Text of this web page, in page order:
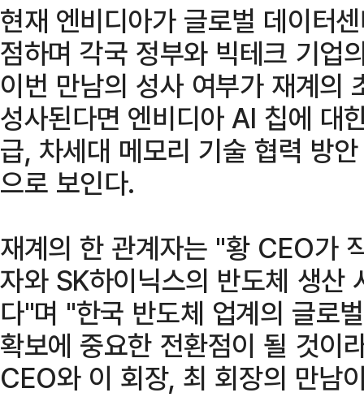
현재 엔비디아가 글로벌 데이터
점하며 각국 정부와 빅테크 기업
이번 만남의 성사 여부가 재계의
성사된다면 엔비디아 AI 칩에 대
급, 차세대 메모리 기술 협력 방
으로 보인다.
재계의 한 관계자는 "황 CEO가
자와 SK하이닉스의 반도체 생산
다"며 "한국 반도체 업계의 글로
확보에 중요한 전환점이 될 것이
CEO와 이 회장, 최 회장의 만남